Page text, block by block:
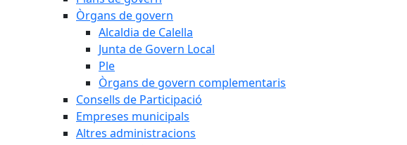
Òrgans de govern
Alcaldia de Calella
Junta de Govern Local
Ple
Òrgans de govern complementaris
Consells de Participació
Empreses municipals
Altres administracions